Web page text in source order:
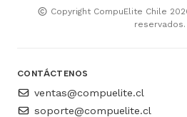
Copyright CompuElite Chile
reservados.
CONTÁCTENOS
ventas@compuelite.cl
soporte@compuelite.cl